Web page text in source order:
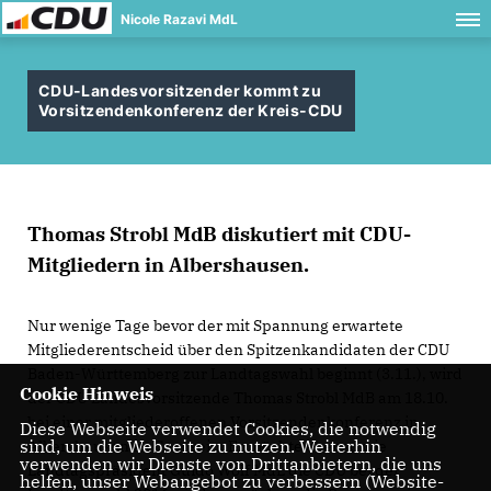
Nicole Razavi MdL
CDU-Landesvorsitzender kommt zu
Vorsitzendenkonferenz der Kreis-CDU
Thomas Strobl MdB diskutiert mit CDU-
Mitgliedern in Albershausen.
Nur wenige Tage bevor der mit Spannung erwartete
Mitgliederentscheid über den Spitzenkandidaten der CDU
der CDU Landesvorsitzende Thomas Strobl MdB am 18.10.
bei einer mitgliederoffenen Vorsitzendenkonferenz in
Albershausen zu Gast sein. Er möchte ebenso wie
Landtagspräsident Guido Wolf MdL die CDU bei der
Cookie Hinweis
Diese Webseite verwendet Cookies, die notwendig
sind, um die Webseite zu nutzen. Weiterhin
verwenden wir Dienste von Drittanbietern, die uns
helfen, unser Webangebot zu verbessern (Website-